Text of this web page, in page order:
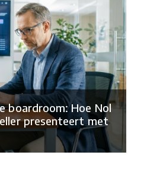
boardroom: Hoe Nol
presenteert met